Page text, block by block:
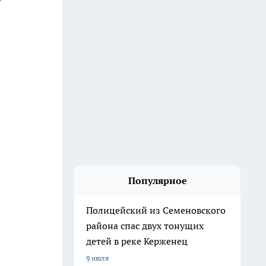
Популярное
Полицейский из Семеновского
района спас двух тонущих
детей в реке Керженец
9 июля